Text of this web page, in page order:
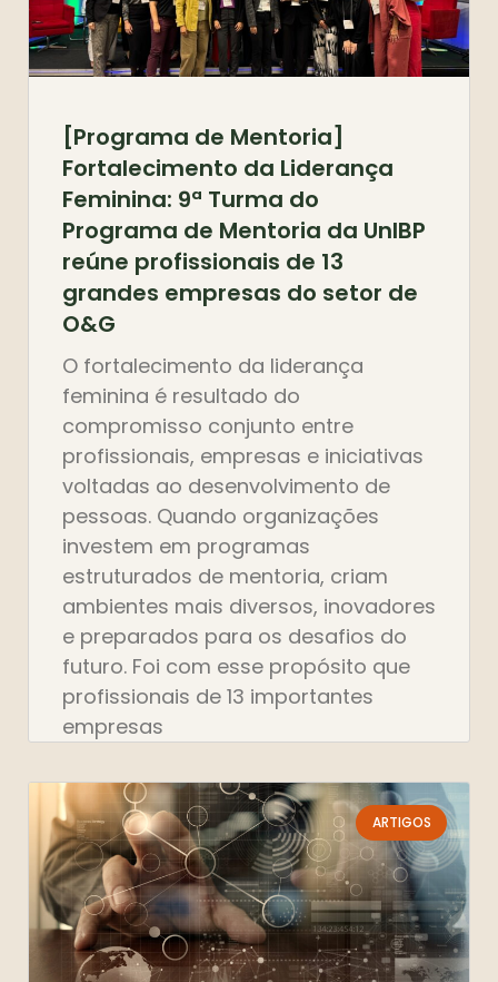
[Programa de Mentoria]
Fortalecimento da Liderança
Feminina: 9ª Turma do
Programa de Mentoria da UnIBP
reúne profissionais de 13
grandes empresas do setor de
O&G
O fortalecimento da liderança
feminina é resultado do
compromisso conjunto entre
profissionais, empresas e iniciativas
voltadas ao desenvolvimento de
pessoas. Quando organizações
investem em programas
estruturados de mentoria, criam
ambientes mais diversos, inovadores
e preparados para os desafios do
futuro. Foi com esse propósito que
profissionais de 13 importantes
empresas
ARTIGOS